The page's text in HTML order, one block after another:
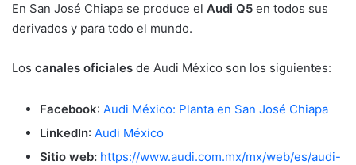
En San José Chiapa se produce el Audi Q5 en todos sus
derivados y para todo el mundo.
Los canales oficiales de Audi México son los siguientes:
Facebook: Audi México: Planta en San José Chiapa
LinkedIn: Audi México
Sitio web: https://www.audi.com.mx/mx/web/es/audi-